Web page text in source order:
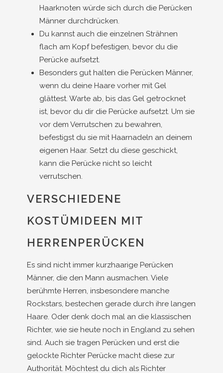
Haarknoten würde sich durch die Perücken
Männer durchdrücken.
Du kannst auch die einzelnen Strähnen
flach am Kopf befestigen, bevor du die
Perücke aufsetzt.
Besonders gut halten die Perücken Männer,
wenn du deine Haare vorher mit Gel
glättest. Warte ab, bis das Gel getrocknet
ist, bevor du dir die Perücke aufsetzt. Um sie
vor dem Verrutschen zu bewahren,
befestigst du sie mit Haarnadeln an deinem
eigenen Haar. Setzt du diese geschickt,
kann die Perücke nicht so leicht
verrutschen.
VERSCHIEDENE
KOSTÜMIDEEN MIT
HERRENPERÜCKEN
Es sind nicht immer kurzhaarige Perücken
Männer, die den Mann ausmachen. Viele
berühmte Herren, insbesondere manche
Rockstars, bestechen gerade durch ihre langen
Haare. Oder denk doch mal an die klassischen
Richter, wie sie heute noch in England zu sehen
sind. Auch sie tragen Perücken und erst die
gelockte Richter Perücke macht diese zur
Authorität. Möchtest du dich als Richter